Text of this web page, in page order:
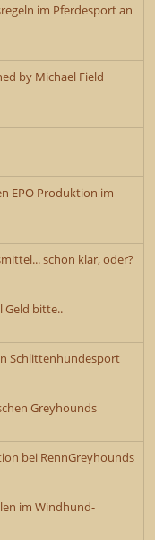
im Pferdesport an
by Michael Field
EPO Produktion im
schon klar, oder?
Geld bitte..
Schlittenhundesport
Greyhounds
bei RennGreyhounds
im Windhund-